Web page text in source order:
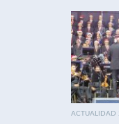
ACTUALIDAD